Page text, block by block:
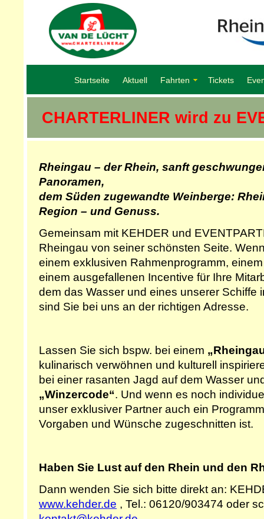
Startseite Aktuell Fahrten Tickets
CHARTERLINER wird zu
Rheingau – der Rhein, sanft
Panoramen,
dem Süden zugewandte Weinberge:
Region – und Genuss.
Gemeinsam mit KEHDER und
Rheingau von seiner schönsten Seite.
einem exklusiven Rahmenprogramm,
einem ausgefallenen Incentive für Ihre
dem das Wasser und eines unserer Schiffe
sind Sie bei uns an der richtigen Adresse.
Lassen Sie sich bspw. bei einem
kulinarisch verwöhnen und kulturell
bei einer rasanten Jagd auf dem Wasser
„Winzercode“. Und wenn es noch
unser exklusiver Partner auch ein
Vorgaben und Wünsche zugeschnitten ist.
Haben Sie Lust auf den Rhein und den
Dann wenden Sie sich bitte direkt an:
www.kehder.de , Tel.: 06120/903474 oder